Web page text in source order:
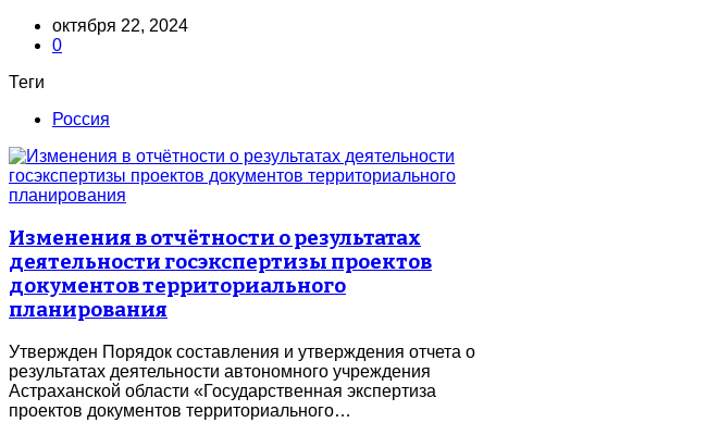
октября 22, 2024
0
Теги
Россия
Изменения в отчётности о результатах
деятельности госэкспертизы проектов
документов территориального
планирования
Утвержден Порядок составления и утверждения отчета о
результатах деятельности автономного учреждения
Астраханской области «Государственная экспертиза
проектов документов территориального…